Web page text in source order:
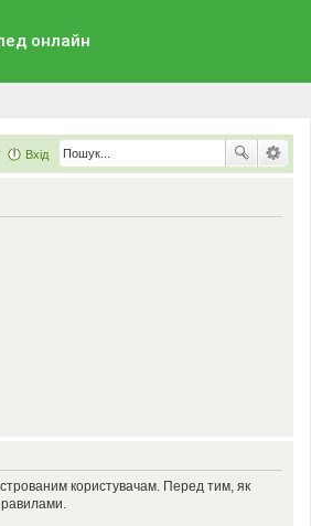
онлайн
Вхід
користувачам. Перед тим, як